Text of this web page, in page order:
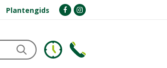
Plantengids